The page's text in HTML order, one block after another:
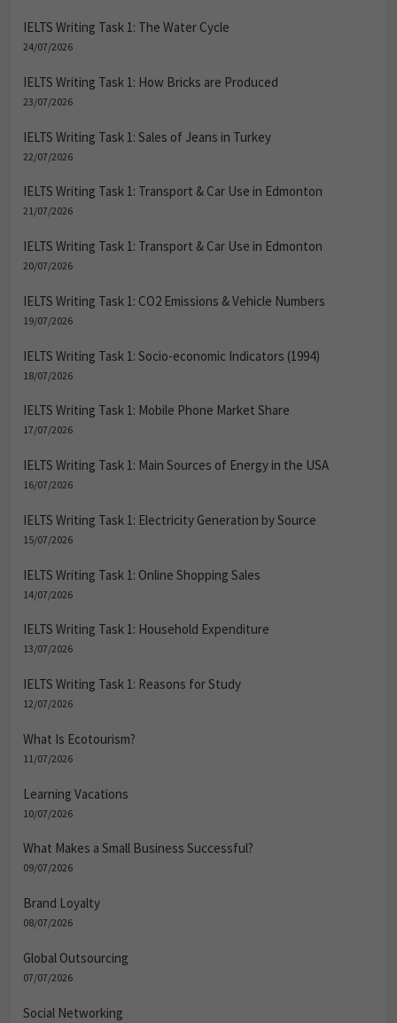
IELTS Writing Task 1: The Water Cycle
24/07/2026
IELTS Writing Task 1: How Bricks are Produced
23/07/2026
IELTS Writing Task 1: Sales of Jeans in Turkey
22/07/2026
IELTS Writing Task 1: Transport & Car Use in Edmonton
21/07/2026
IELTS Writing Task 1: Transport & Car Use in Edmonton
20/07/2026
IELTS Writing Task 1: CO2 Emissions & Vehicle Numbers
19/07/2026
IELTS Writing Task 1: Socio-economic Indicators (1994)
18/07/2026
IELTS Writing Task 1: Mobile Phone Market Share
17/07/2026
IELTS Writing Task 1: Main Sources of Energy in the USA
16/07/2026
IELTS Writing Task 1: Electricity Generation by Source
15/07/2026
IELTS Writing Task 1: Online Shopping Sales
14/07/2026
IELTS Writing Task 1: Household Expenditure
13/07/2026
IELTS Writing Task 1: Reasons for Study
12/07/2026
What Is Ecotourism?
11/07/2026
Learning Vacations
10/07/2026
What Makes a Small Business Successful?
09/07/2026
Brand Loyalty
08/07/2026
Global Outsourcing
07/07/2026
Social Networking